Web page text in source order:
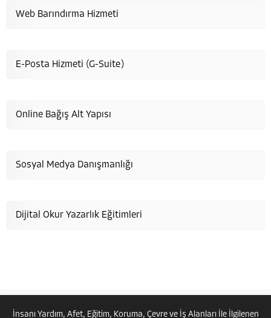
Web Barındırma Hizmeti
E-Posta Hizmeti (G-Suite)
Online Bağış Alt Yapısı
Sosyal Medya Danışmanlığı
Dijital Okur Yazarlık Eğitimleri
İnsanı Yardım, Afet, Eğitim, Koruma, Çevre ve İş Alanları İle İlgilenen